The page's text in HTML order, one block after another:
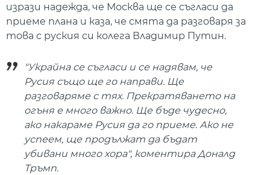
изрази надежда, че Москва ще се съгласи да
приеме плана и каза, че смята да разговаря за
това с руския си колега Владимир Путин.
"Украйна се съгласи и се надявам, че
Русия също ще го направи. Ще
разговаряме с тях. Прекратяването на
огъня е много важно. Ще бъде чудесно,
ако накараме Русия да го приеме. Ако не
успеем, ще продължат да бъдат
убивани много хора", коментира Доналд
Тръмп.